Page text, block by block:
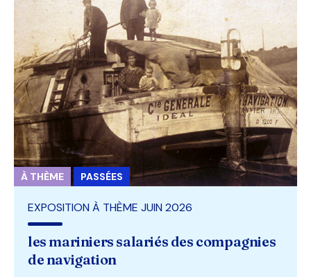
À THÈME PASSÉES
EXPOSITION À THÈME JUIN 2026
les mariniers salariés des compagnies
de navigation